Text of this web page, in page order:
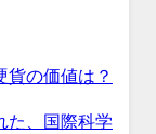
貨の価値は？
た、国際科学